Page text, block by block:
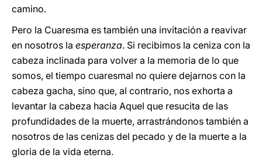
camino.
Pero la Cuaresma es también una invitación a reavivar
en nosotros la esperanza. Si recibimos la ceniza con la
cabeza inclinada para volver a la memoria de lo que
somos, el tiempo cuaresmal no quiere dejarnos con la
cabeza gacha, sino que, al contrario, nos exhorta a
levantar la cabeza hacia Aquel que resucita de las
profundidades de la muerte, arrastrándonos también a
nosotros de las cenizas del pecado y de la muerte a la
gloria de la vida eterna.